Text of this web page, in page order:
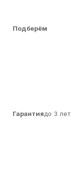
Подберём
Гарантиядо 3 лет